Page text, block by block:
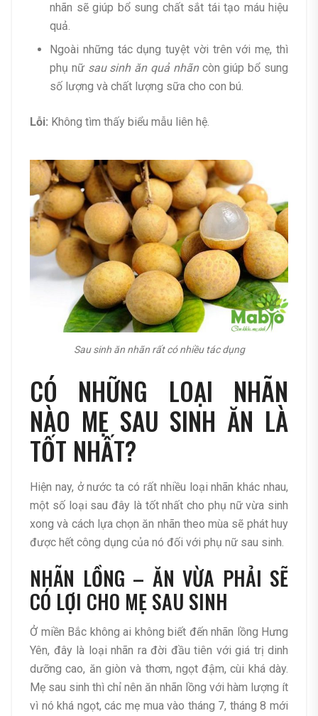
nhãn sẽ giúp bổ sung chất sắt tái tạo máu hiệu
quả.
Ngoài những tác dụng tuyệt vời trên với mẹ, thì
phụ nữ sau sinh ăn quả nhãncòn giúp bổ sung
số lượng và chất lượng sữa cho con bú.
Lỗi: Không tìm thấy biểu mẫu liên hệ.
Sau sinh ăn nhãn rất có nhiều tác dụng
CÓ NHỮNG LOẠI NHÃN
NÀO MẸ SAU SINH ĂN LÀ
TỐT NHẤT?
Hiện nay, ở nước ta có rất nhiều loại nhãn khác nhau,
một số loại sau đây là tốt nhất cho phụ nữ vừa sinh
xong và cách lựa chọn ăn nhãn theo mùa sẽ phát huy
được hết công dụng của nó đối với phụ nữ sau sinh.
NHÃN LỒNG – ĂN VỪA PHẢI SẼ
CÓ LỢI CHO MẸ SAU SINH
Ở miền Bắc không ai không biết đến nhãn lồng Hưng
Yên, đây là loại nhãn ra đời đầu tiên với giá trị dinh
dưỡng cao, ăn giòn và thơm, ngọt đậm, cùi khá dày.
Mẹ sau sinh thì chỉ nên ăn nhãn lồng với hàm lượng ít
vì nó khá ngọt, các mẹ mua vào tháng 7, tháng 8 mới